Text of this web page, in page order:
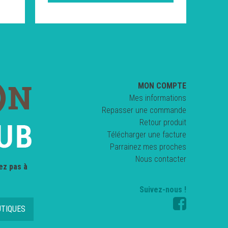
pas à
MON COMPTE
Mes informations
Repasser une commande
Retour produit
Télécharger une facture
Parrainez mes proches
Nous contacter
Suivez-nous !